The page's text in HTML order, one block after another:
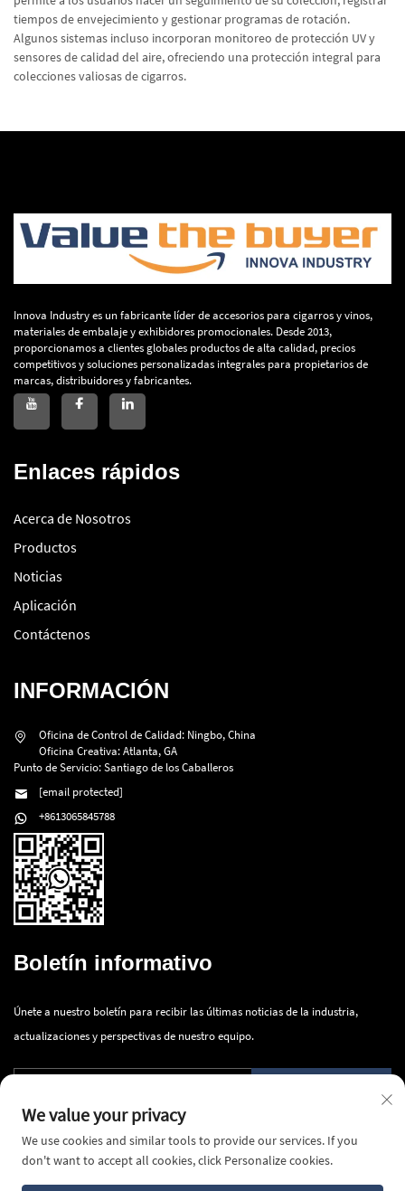
tiempos de envejecimiento y gestionar programas de rotación.
Algunos sistemas incluso incorporan monitoreo de protección UV y
sensores de calidad del aire, ofreciendo una protección integral para
colecciones valiosas de cigarros.
Innova Industry es un fabricante líder de accesorios para cigarros y vinos,
materiales de embalaje y exhibidores promocionales. Desde 2013,
proporcionamos a clientes globales productos de alta calidad, precios
competitivos y soluciones personalizadas integrales para propietarios de
marcas, distribuidores y fabricantes.
Enlaces rápidos
Acerca de Nosotros
Productos
Noticias
Aplicación
Contáctenos
INFORMACIÓN
Oficina de Control de Calidad: Ningbo, China
Oficina Creativa: Atlanta, GA
Punto de Servicio: Santiago de los Caballeros
[email protected]
+8613065845788
Boletín informativo
Únete a nuestro boletín para recibir las últimas noticias de la industria,
actualizaciones y perspectivas de nuestro equipo.
We value your privacy
We use cookies and similar tools to provide our services. If you
don't want to accept all cookies, click Personalize cookies.